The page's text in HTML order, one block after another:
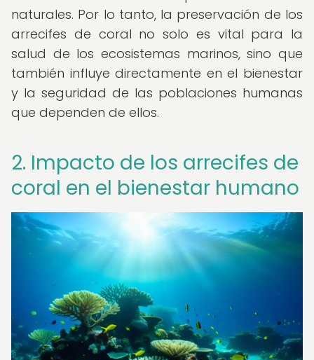
naturales. Por lo tanto, la preservación de los
arrecifes de coral no solo es vital para la
salud de los ecosistemas marinos, sino que
también influye directamente en el bienestar
y la seguridad de las poblaciones humanas
que dependen de ellos.
2. Impacto de los arrecifes de
coral en el bienestar humano